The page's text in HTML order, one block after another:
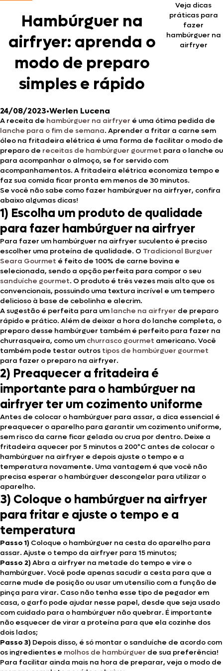
Hambúrguer na
airfryer: aprenda o
modo de preparo
simples e rápido
Veja dicas
práticas para
fazer
hambúrguer na
airfryer
24/08/2023•Werlen Lucena
A receita de hambúrguer na airfryer é uma ótima pedida de
lanche para o fim de semana. Aprender a fritar a carne sem
óleo na fritadeira elétrica é uma forma de facilitar o modo de
preparo de receitas de hambúrguer gourmet para o lanche ou
para acompanhar o almoço, se for servido com
acompanhamentos. A fritadeira elétrica economiza tempo e
faz sua comida ficar pronta em menos de 30 minutos.
Se você não sabe como fazer hambúrguer na airfryer, confira
abaixo algumas dicas!
1) Escolha um produto de qualidade
para fazer hambúrguer na airfryer
Para fazer um hambúrguer na airfryer suculento é preciso
escolher uma proteína de qualidade. O Tradicional Burguer
Seara Gourmet é feito de 100% de carne bovina e
selecionada, sendo a opção perfeita para compor o seu
sanduíche gourmet. O produto é três vezes mais alto que os
convencionais, possuindo uma textura incrível e um tempero
delicioso à base de cebolinha e alecrim.
A sugestão é perfeita para um lanche na airfryer de preparo
rápido e prático. Além de deixar a hora do lanche completa, o
preparo desse hambúrguer também é perfeito para fazer na
churrasqueira, como um churrasco gourmet americano. Você
também pode testar outros tipos de hambúrguer gourmet
para fazer o preparo na airfryer.
2) Preaquecer a fritadeira é
importante para o hambúrguer na
airfryer ter um cozimento uniforme
Antes de colocar o hambúrguer para assar, a dica essencial é
preaquecer o aparelho para garantir um cozimento uniforme,
sem risco da carne ficar gelada ou crua por dentro. Deixe a
fritadeira aquecer por 5 minutos a 200ºC antes de colocar o
hambúrguer na airfryer e depois ajuste o tempo e a
temperatura novamente. Uma vantagem é que você não
precisa esperar o hambúrguer descongelar para utilizar o
aparelho.
3) Coloque o hambúrguer na airfryer
para fritar e ajuste o tempo e a
temperatura
Passo 1) Coloque o hambúrguer na cesta do aparelho para
assar. Ajuste o tempo da airfryer para 15 minutos;
Passo 2) Abra a airfryer na metade do tempo e vire o
hambúrguer. Você pode apenas sacudir a cesta para que a
carne mude de posição ou usar um utensílio com a função de
pinça para virar. Caso não tenha esse tipo de pegador em
casa, o garfo pode ajudar nesse papel, desde que seja usado
com cuidado para o hambúrguer não quebrar. É importante
não esquecer de virar a proteína para que ela cozinhe dos
dois lados;
Passo 3) Depois disso, é só montar o sanduíche de acordo com
os ingredientes e molhos de hambúrguer de sua preferência!
Para facilitar ainda mais na hora de preparar, veja o modo de